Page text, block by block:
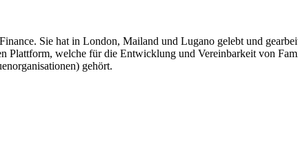
Sie hat in London, Mailand und Lugano gelebt und
welche für die Entwicklung und Vereinbarkeit von
gehört.